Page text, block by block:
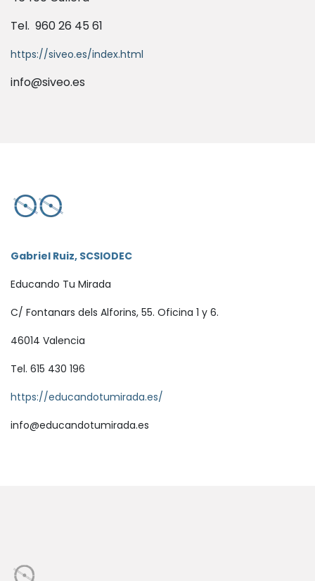
Tel. 960 26 45 61
https://siveo.es/index.html
info@siveo.es
Gabriel Ruiz, SCSIODEC
Educando Tu Mirada
C/ Fontanars dels Alforins, 55. Oficina 1 y 6.
46014 Valencia
Tel. 615 430 196
https://educandotumirada.es/
info@educandotumirada.es